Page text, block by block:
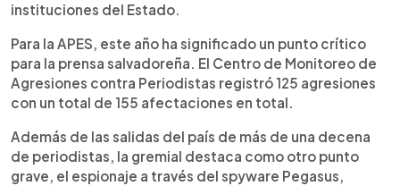
instituciones del Estado.
Para la APES, este año ha significado un punto crítico
para la prensa salvadoreña. El Centro de Monitoreo de
Agresiones contra Periodistas registró 125 agresiones
con un total de 155 afectaciones en total.
Además de las salidas del país de más de una decena
de periodistas, la gremial destaca como otro punto
grave, el espionaje a través del spyware Pegasus,